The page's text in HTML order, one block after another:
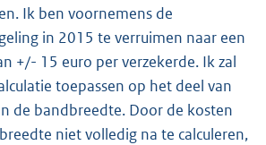
Ik ben voornemens de
in 2015 te verruimen naar een
+/- 15 euro per verzekerde. Ik zal
toepassen op het deel van
de bandbreedte. Door de kosten
niet volledig na te calculeren,